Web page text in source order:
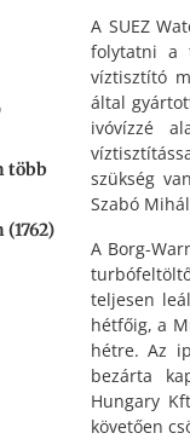
több
A SUEZ
folytatni a
víztisztító
által
ivóvízzé
szükség
Szabó
A Borg-
teljesen
hétfőig, a
hétre. Az
bezárta
Hungary
követően